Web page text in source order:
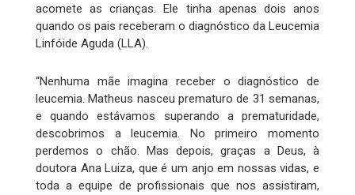
acomete as crianças. Ele tinha apenas dois anos
quando os pais receberam o diagnóstico da Leucemia
Linfóide Aguda (LLA).
“Nenhuma mãe imagina receber o diagnóstico de
leucemia. Matheus nasceu prematuro de 31 semanas,
e quando estávamos superando a prematuridade,
descobrimos a leucemia. No primeiro momento
perdemos o chão. Mas depois, graças a Deus, à
doutora Ana Luiza, que é um anjo em nossas vidas, e
toda a equipe de profissionais que nos assistiram,